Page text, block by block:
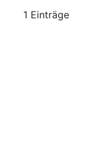
1 Einträge